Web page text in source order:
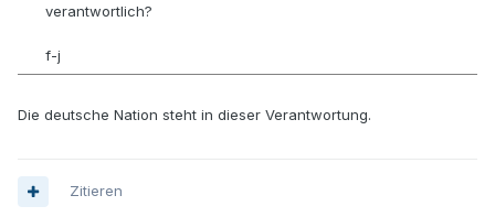
verantwortlich?
f-j
Die deutsche Nation steht in dieser Verantwortung.
Zitieren